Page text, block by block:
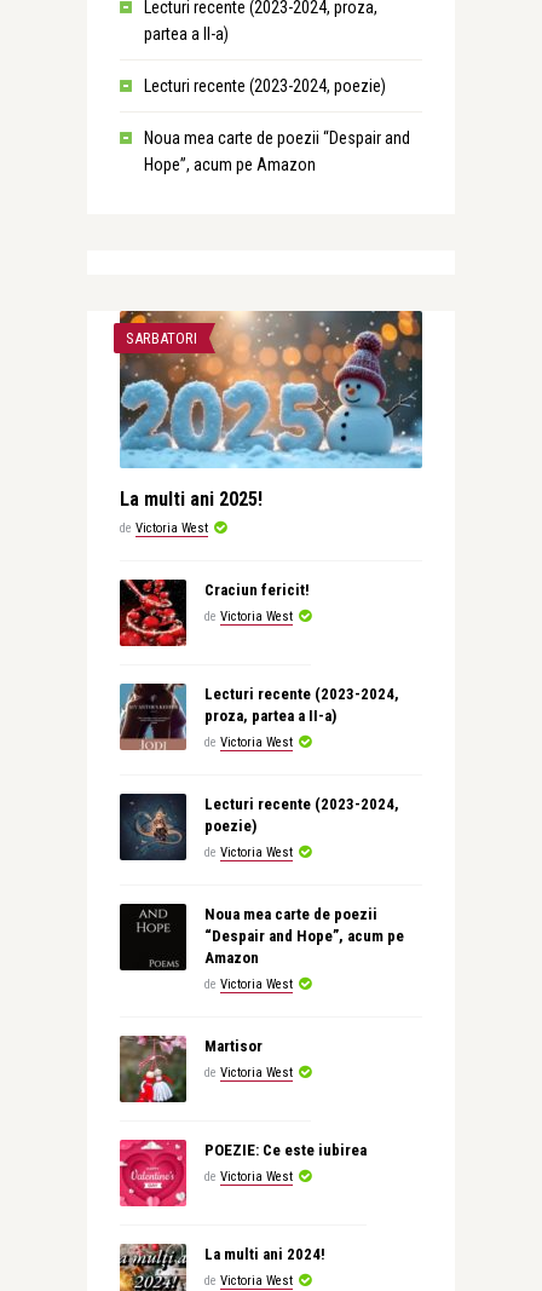
Lecturi recente (2023-2024, proza,
partea a II-a)
Lecturi recente (2023-2024, poezie)
Noua mea carte de poezii “Despair and
Hope”, acum pe Amazon
SARBATORI
La multi ani 2025!
de Victoria West
Craciun fericit!
de Victoria West
Lecturi recente (2023-2024,
proza, partea a II-a)
de Victoria West
Lecturi recente (2023-2024,
poezie)
de Victoria West
Noua mea carte de poezii
“Despair and Hope”, acum pe
Amazon
de Victoria West
Martisor
de Victoria West
POEZIE: Ce este iubirea
de Victoria West
La multi ani 2024!
de Victoria West